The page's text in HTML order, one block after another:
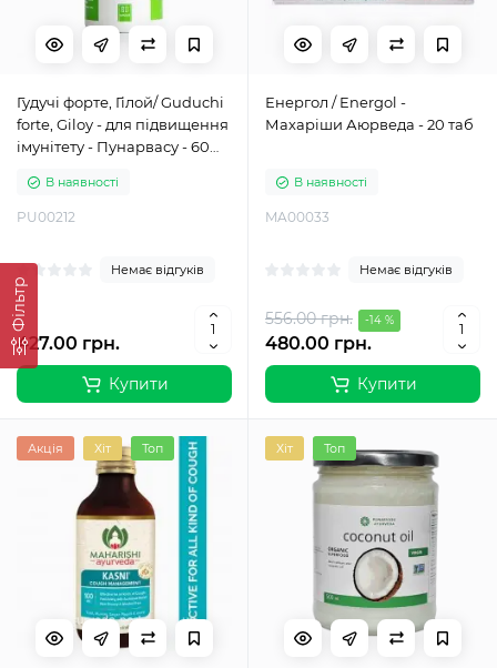
Фільтр
Гудучі форте, Гілой/ Guduchi
forte, Giloy - для підвищення
імунітету - Пунарвасу - 60
В наявності
PU00212
Немає відгуків
427.00 грн.
Купити
Енергол / Energol -
Махаріши Аюрведа - 20 таб
В наявності
MA00033
Немає відгуків
556.00 грн. -14 %
480.00 грн.
Купити
Акція Хіт Топ Хіт Топ